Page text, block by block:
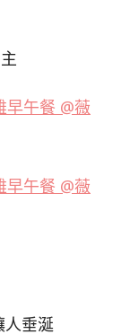
人垂涎